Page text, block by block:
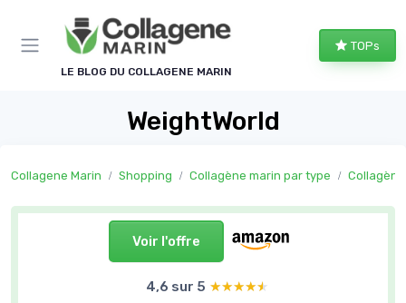
LE BLOG DU COLLAGENE MARIN
TOPs
WeightWorld
Collagene Marin Shopping Collagène marin par type Collagène
Voir l'offre
4,6 sur 5 ★★★★★
★★★★★